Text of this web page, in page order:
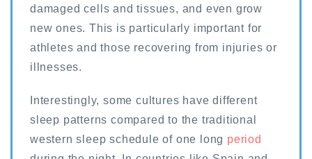
damaged cells and tissues, and even grow
new ones. This is particularly important for
athletes and those recovering from injuries or
illnesses.
Interestingly, some cultures have different
sleep patterns compared to the traditional
western sleep schedule of one long period